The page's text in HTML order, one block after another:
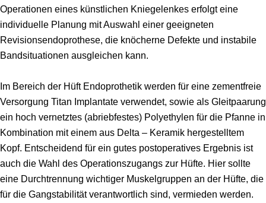
Operationen eines künstlichen Kniegelenkes erfolgt eine
individuelle Planung mit Auswahl einer geeigneten
Revisionsendoprothese, die knöcherne Defekte und instabile
Bandsituationen ausgleichen kann.
Im Bereich der Hüft Endoprothetik werden für eine zementfreie
Versorgung Titan Implantate verwendet, sowie als Gleitpaarung
ein hoch vernetztes (abriebfestes) Polyethylen für die Pfanne in
Kombination mit einem aus Delta – Keramik hergestelltem
Kopf. Entscheidend für ein gutes postoperatives Ergebnis ist
auch die Wahl des Operationszugangs zur Hüfte. Hier sollte
eine Durchtrennung wichtiger Muskelgruppen an der Hüfte, die
für die Gangstabilität verantwortlich sind, vermieden werden.